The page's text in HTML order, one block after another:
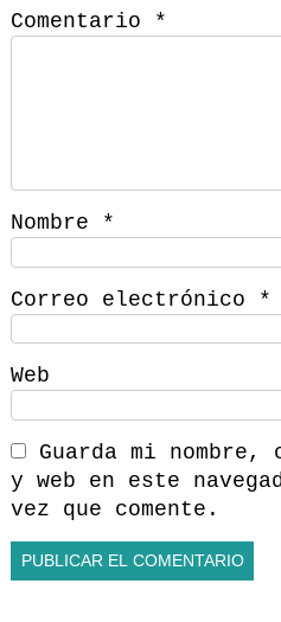
Comentario
*
Nombre *
Correo electrónico *
Web
Guarda mi
y web en este
vez que comente.